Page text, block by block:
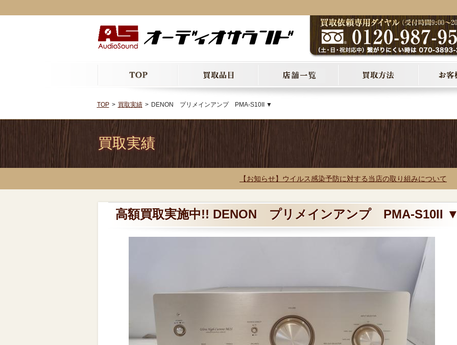
TOP 買取実績 DENON プリメインアンプ PMA-S10II ▼
買取実績
【お知らせ】ウイルス感染予防に対する当店の取り組みについて
高額買取実施中!! DENON プリメインアンプ PMA-S10II ▼